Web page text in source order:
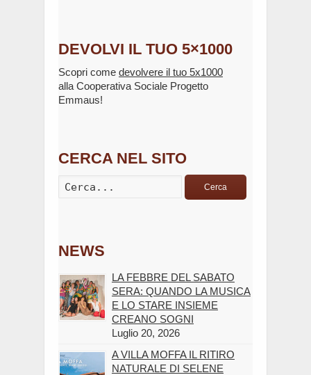
DEVOLVI IL TUO 5×1000
Scopri come devolvere il tuo 5x1000
alla Cooperativa Sociale Progetto
Emmaus!
CERCA NEL SITO
Cerca
NEWS
LA FEBBRE DEL SABATO
SERA: QUANDO LA MUSICA
E LO STARE INSIEME
CREANO SOGNI
Luglio 20, 2026
A VILLA MOFFA IL RITIRO
NATURALE DI SELENE